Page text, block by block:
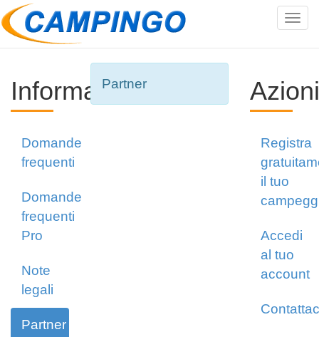
Informazioni
Domande
frequenti
Domande
frequenti
Pro
Note
legali
Partner
Partner Azioni
Registra
il tuo
Accedi
al tuo
account